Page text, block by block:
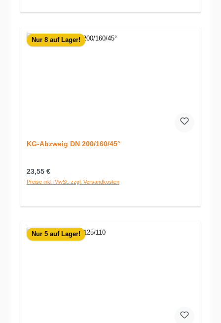
Nur 8 auf Lager!
KG-Abzweig DN 200/160/45°
Regulärer Preis:
23,55 €
Preise inkl. MwSt. zzgl. Versandkosten
Nur 5 auf Lager!